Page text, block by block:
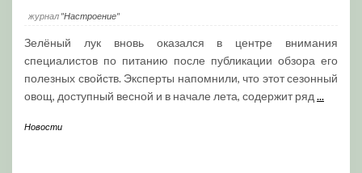
журнал "Настроение"
Зелёный лук вновь оказался в центре внимания
специалистов по питанию после публикации обзора его
полезных свойств. Эксперты напомнили, что этот сезонный
овощ, доступный весной и в начале лета, содержит ряд ...
Новости